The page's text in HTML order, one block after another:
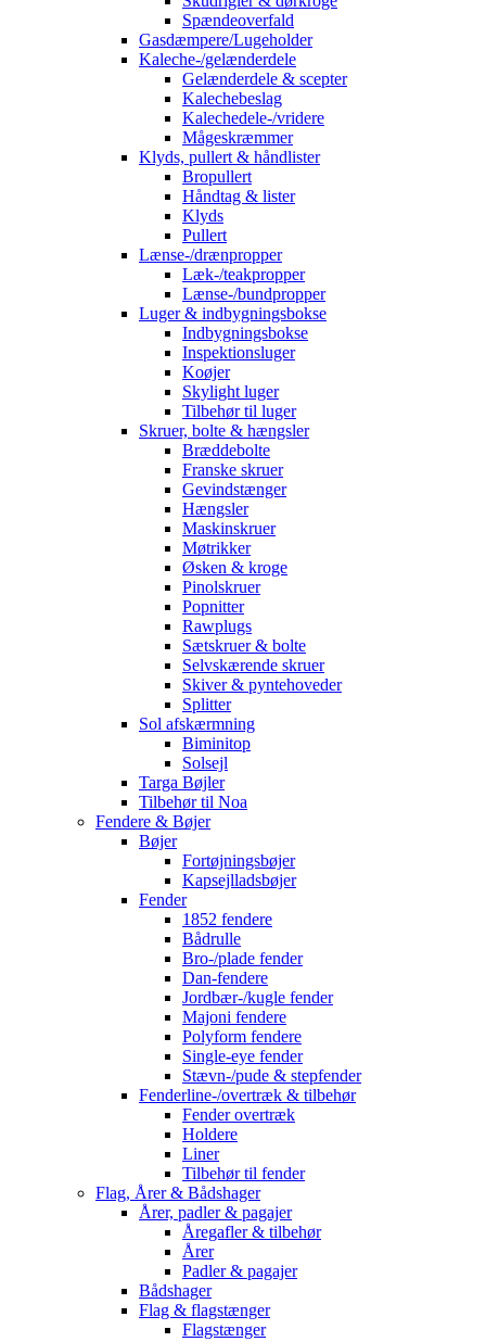
Spændeoverfald
Gasdæmpere/Lugeholder
Kaleche-/gelænderdele
Gelænderdele & scepter
Kalechebeslag
Kalechedele-/vridere
Mågeskræmmer
Klyds, pullert & håndlister
Bropullert
Håndtag & lister
Klyds
Pullert
Lænse-/drænpropper
Læk-/teakpropper
Lænse-/bundpropper
Luger & indbygningsbokse
Indbygningsbokse
Inspektionsluger
Koøjer
Skylight luger
Tilbehør til luger
Skruer, bolte & hængsler
Bræddebolte
Franske skruer
Gevindstænger
Hængsler
Maskinskruer
Møtrikker
Øsken & kroge
Pinolskruer
Popnitter
Rawplugs
Sætskruer & bolte
Selvskærende skruer
Skiver & pyntehoveder
Splitter
Sol afskærmning
Biminitop
Solsejl
Targa Bøjler
Tilbehør til Noa
Fendere & Bøjer
Bøjer
Fortøjningsbøjer
Kapsejlladsbøjer
Fender
1852 fendere
Bådrulle
Bro-/plade fender
Dan-fendere
Jordbær-/kugle fender
Majoni fendere
Polyform fendere
Single-eye fender
Stævn-/pude & stepfender
Fenderline-/overtræk & tilbehør
Fender overtræk
Holdere
Liner
Tilbehør til fender
Flag, Årer & Bådshager
Årer, padler & pagajer
Åregafler & tilbehør
Årer
Padler & pagajer
Bådshager
Flag & flagstænger
Flagstænger